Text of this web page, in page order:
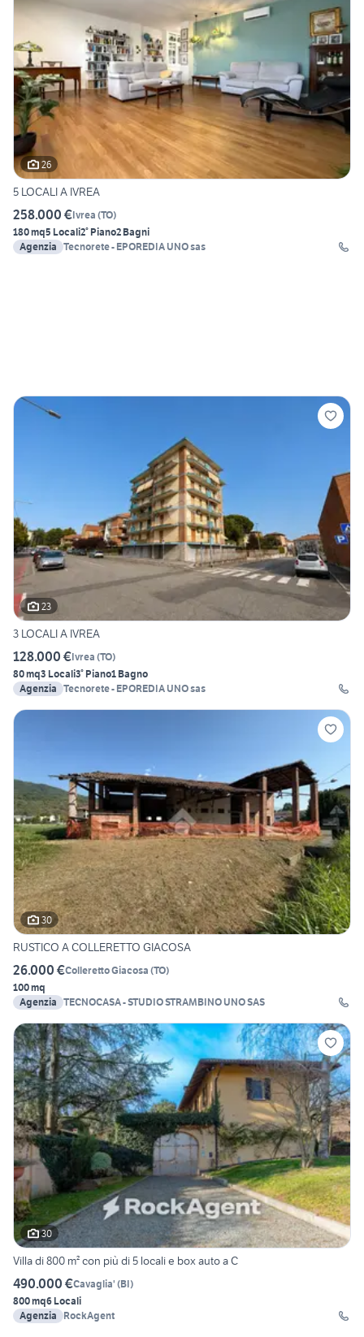
26
5 LOCALI A IVREA
258.000 €Ivrea (TO)
180 mq5 Locali2° Piano2 Bagni
Agenzia Tecnorete - EPOREDIA UNO sas
23
3 LOCALI A IVREA
128.000 €Ivrea (TO)
80 mq3 Locali3° Piano1 Bagno
Agenzia Tecnorete - EPOREDIA UNO sas
30
RUSTICO A COLLERETTO GIACOSA
26.000 €Colleretto Giacosa (TO)
100 mq
Agenzia TECNOCASA - STUDIO STRAMBINO UNO SAS
30
Villa di 800 m² con più di 5 locali e box auto a C
490.000 €Cavaglia' (BI)
800 mq6 Locali
Agenzia
RockAgent